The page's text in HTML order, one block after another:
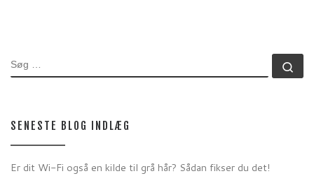
SØG
SENESTE BLOG INDLÆG
Er dit Wi-Fi også en kilde til grå hår? Sådan fikser du det!